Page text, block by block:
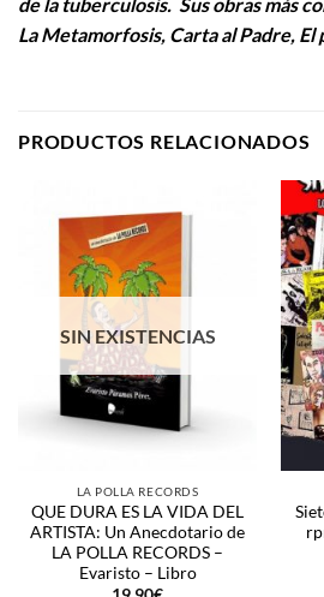
de la tuberculosis. Sus obras más
La Metamorfosis, Carta al Padre, El
PRODUCTOS RELACIONADOS
SIN EXISTENCIAS
LA POLLA RECORDS
QUE DURA ES LA VIDA DEL
ARTISTA: Un Anecdotario de
LA POLLA RECORDS –
Evaristo – Libro